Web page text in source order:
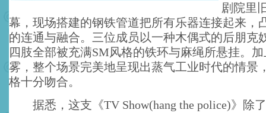
剧院里
幕，现场搭建的钢铁管道把所有乐器连接起来，
的连通与融合。三位成员以一种木偶式的后朋克
四肢全部被充满SM风格的铁环与麻绳所悬挂。
雾，整个场景完美地呈现出蒸气工业时代的情景
格十分吻合。
据悉，这支《TV Show(hang the police)》除